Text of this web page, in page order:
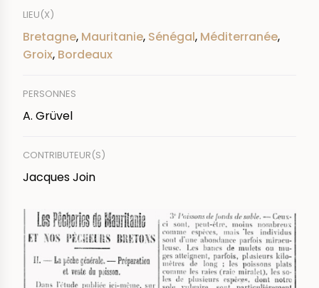
LIEU(X)
Bretagne, Mauritanie, Sénégal, Méditerranée,
Groix, Bordeaux
PERSONNES
A. Grüvel
CONTRIBUTEUR(S)
Jacques Join
IMAGE